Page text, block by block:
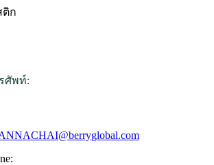
ติก
ศัพท์: